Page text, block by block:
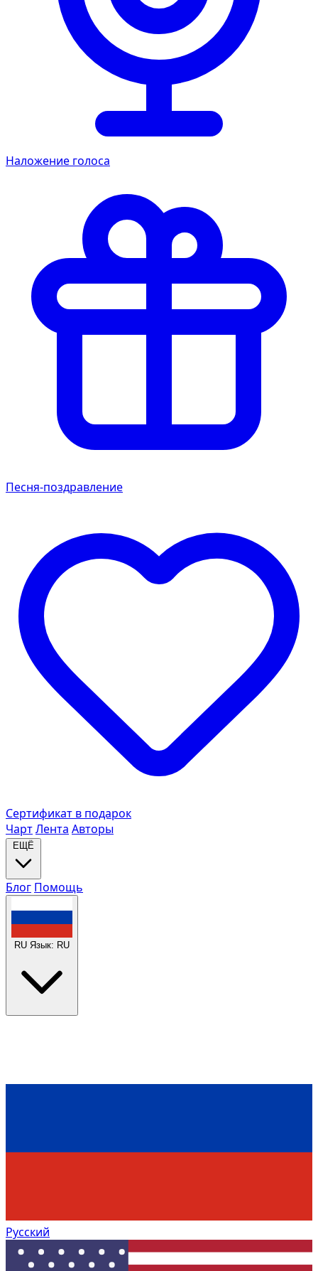
Наложение голоса
Песня-поздравление
Сертификат в подарок
ЧартЛента Авторы
ЕЩЁ
Блог Помощь
RU Язык: RU
Русский